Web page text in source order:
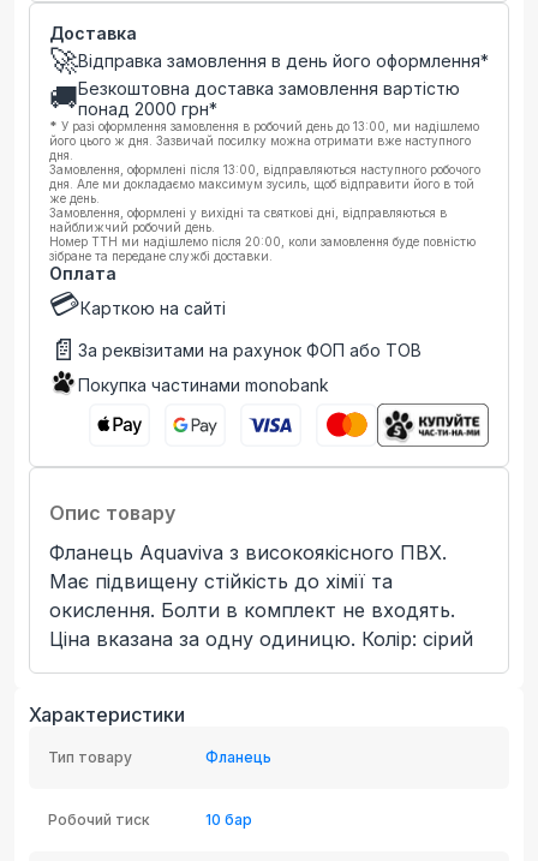
Доставка
🚀Відправка замовлення в день його оформлення*
🚚Безкоштовна доставка замовлення вартістю
понад 2000 грн*
* У разі оформлення замовлення в робочий день до 13:00, ми надішлемо
його цього ж дня. Зазвичай посилку можна отримати вже наступного
дня.
Замовлення, оформлені після 13:00, відправляються наступного робочого
дня. Але ми докладаємо максимум зусиль, щоб відправити його в той
же день.
Замовлення, оформлені у вихідні та святкові дні, відправляються в
найближчий робочий день.
Номер ТТН ми надішлемо після 20:00, коли замовлення буде повністю
зібране та передане службі доставки.
Оплата
💳Карткою на сайті
📄 За реквізитами на рахунок ФОП або ТОВ
Покупка частинами monobank
Опис товару
Фланець Aquaviva з високоякісного ПВХ.
Має підвищену стійкість до хімії та
окислення. Болти в комплект не входять.
Ціна вказана за одну одиницю. Колір: сірий
Характеристики
Тип товару Фланець
Робочий тиск 10 бар